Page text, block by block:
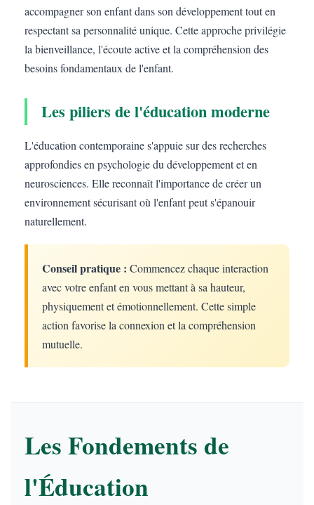
accompagner son enfant dans son développement tout en
respectant sa personnalité unique. Cette approche privilégie
la bienveillance, l'écoute active et la compréhension des
besoins fondamentaux de l'enfant.
Les piliers de l'éducation moderne
L'éducation contemporaine s'appuie sur des recherches
approfondies en psychologie du développement et en
neurosciences. Elle reconnaît l'importance de créer un
environnement sécurisant où l'enfant peut s'épanouir
naturellement.
Conseil pratique : Commencez chaque interaction
avec votre enfant en vous mettant à sa hauteur,
physiquement et émotionnellement. Cette simple
action favorise la connexion et la compréhension
mutuelle.
Les Fondements de
l'Éducation